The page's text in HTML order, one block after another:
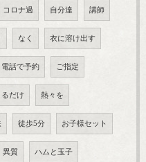
コロナ過 自分達 講師
なく 衣に溶け出す
電話で予約 ご指定
だけ 熱々を
徒歩5分 お子様セット
異質 ハムと玉子